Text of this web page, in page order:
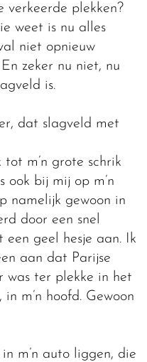
verkeerde plekken?
weet is nu alles
niet opnieuw
zeker nu niet, nu
is.
dat slagveld met
m’n grote schrik
ook bij mij op m’n
namelijk gewoon in
door een snel
geel hesje aan. Ik
aan dat Parijse
was ter plekke in het
m’n hoofd. Gewoon
m’n auto liggen, die